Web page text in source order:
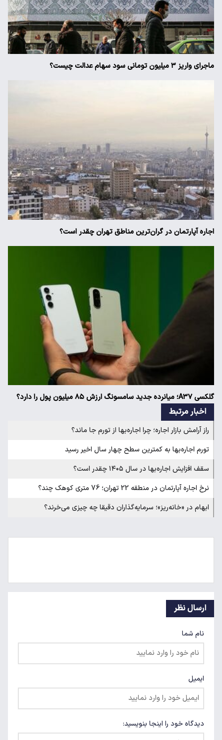
ماجرای واریز ۳ میلیون تومانی سود سهام عدالت چیست؟
اجاره آپارتمان در گران‌ترین مناطق تهران چقدر است؟
گلکسی A۳۷؛ میانرده جدید سامسونگ ارزش ۸۵ میلیون پول را دارد؟
اخبار مرتبط
راز آرامش بازار اجاره؛ چرا اجاره‌بها از تورم جا ماند؟
تورم اجاره‌بها به کمترین سطح چهار سال اخیر رسید
سقف افزایش اجاره‌بها در سال ۱۴۰۵ چقدر است؟
نرخ اجاره آپارتمان در منطقه 22 تهران؛ 76 متری کوهک چند؟
ابهام در «خانه‌ریز»؛ سرمایه‌گذاران دقیقا چه چیزی می‌خرند؟
ارسال نظر
نام شما
ایمیل
دیدگاه خود را اینجا بنویسید: